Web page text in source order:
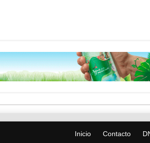
Inicio Contacto